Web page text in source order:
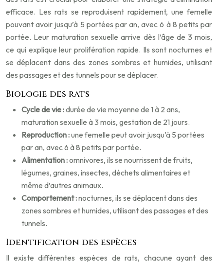
efficace. Les rats se reproduisent rapidement, une femelle
pouvant avoir jusqu’à 5 portées par an, avec 6 à 8 petits par
portée. Leur maturation sexuelle arrive dès l’âge de 3 mois,
ce qui explique leur prolifération rapide. Ils sont nocturnes et
se déplacent dans des zones sombres et humides, utilisant
des passages et des tunnels pour se déplacer.
Biologie des rats
Cycle de vie :durée de vie moyenne de 1 à 2 ans,
maturation sexuelle à 3 mois, gestation de 21 jours.
Reproduction :une femelle peut avoir jusqu’à 5 portées
par an, avec 6 à 8 petits par portée.
Alimentation :omnivores, ils se nourrissent de fruits,
légumes, graines, insectes, déchets alimentaires et
même d’autres animaux.
Comportement :nocturnes, ils se déplacent dans des
zones sombres et humides, utilisant des passages et des
tunnels.
Identification des espèces
Il existe différentes espèces de rats, chacune ayant des